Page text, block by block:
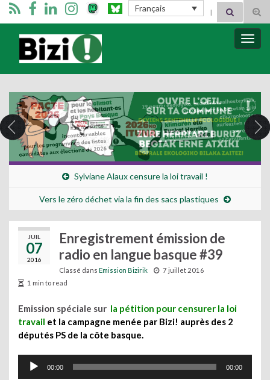
Français Search for:
Bizimugi
Sylviane Alaux censure la loi travail !
Vers le zéro déchet via la fin des sacs plastiques
JUIL
07
2016
Enregistrement émission de
radio en langue basque #39
Classé dans Emission Bizirik
7 juillet 2016
1 min to read
Emission spéciale sur la pétition pour censurer la loi
travail et la campagne menée par Bizi! auprès des 2
députés PS de la côte basque.
Lecteur
audio
00:00 00:00